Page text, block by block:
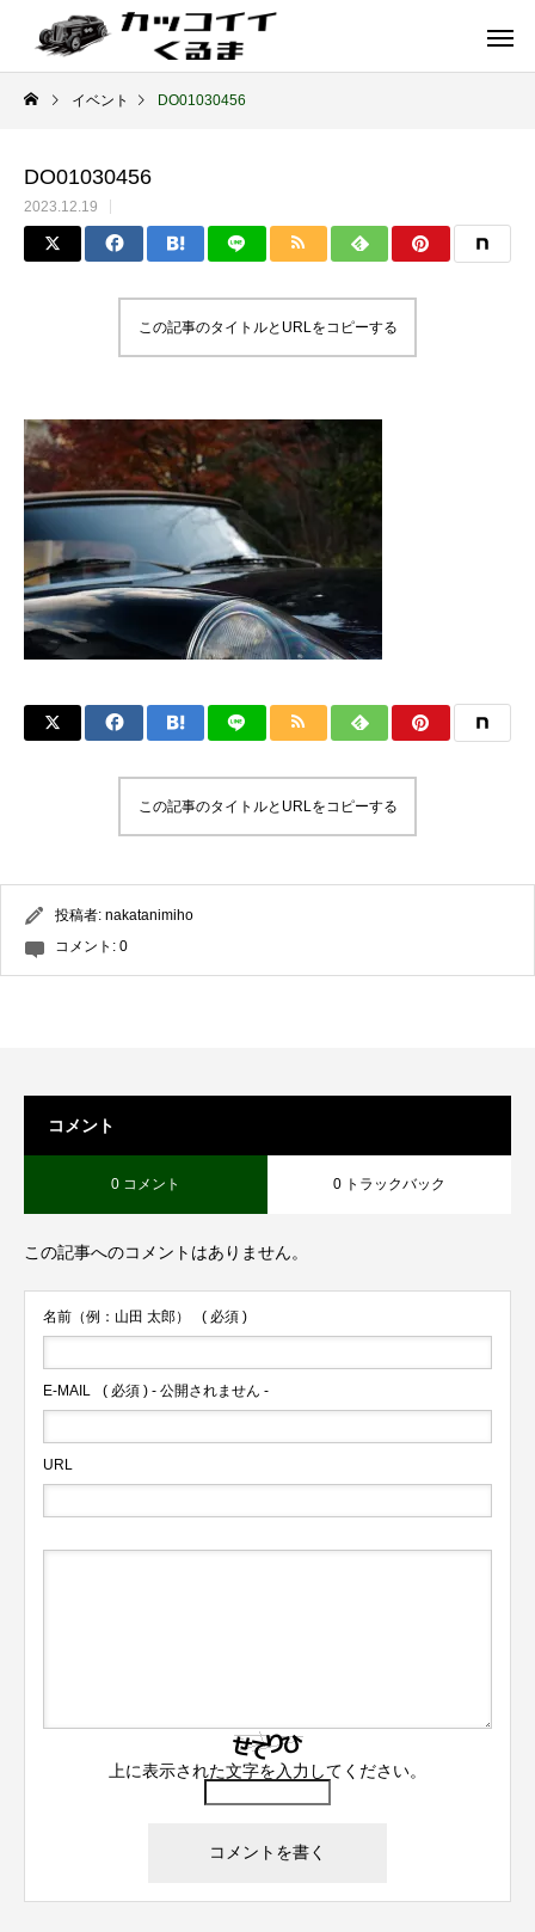
イギリス車 ドイツ車
イベント DO01030456
DO01030456
2023.12.19
この記事のタイトルとURLをコピーする
この記事のタイトルとURLをコピーする
投稿者: nakatanimiho
コメント: 0
コメント
0 コメント 0 トラックバック
この記事へのコメントはありません。
名前（例：山田 太郎） ( 必須 )
E-MAIL ( 必須 ) - 公開されません -
URL
上に表示された文字を入力してください。